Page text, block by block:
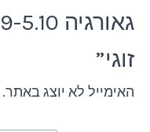
זוגי”
האימייל לא יוצג באתר.